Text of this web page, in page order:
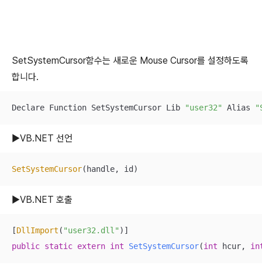
SetSystemCursor함수는 새로운 Mouse Cursor를 설정하도록
합니다.
Declare Function SetSystemCursor Lib "user32" Alias
▶VB.NET 선언
SetSystemCursor(handle, id)
▶VB.NET 호출
[DllImport ( "user32.dll"
public static extern int SetSystemCursor(int hcur,